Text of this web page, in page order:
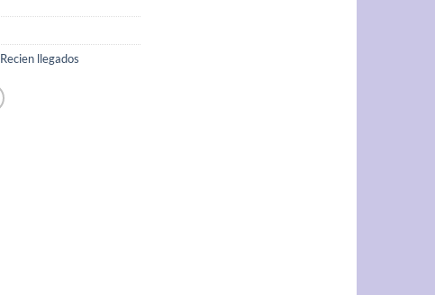
Recien llegados